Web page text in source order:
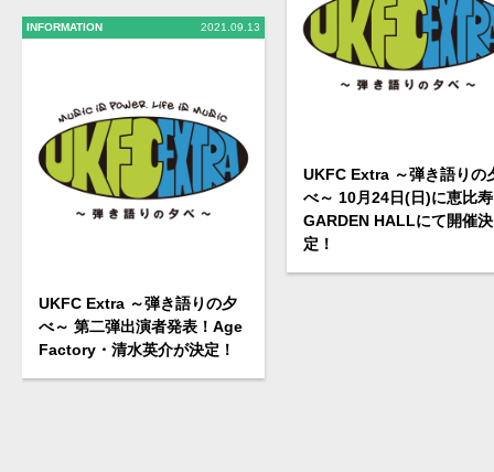
INFORMATION 2021.09.13
UKFC Extra ～弾き語りの夕
べ～ 第二弾出演者発表！Age
Factory・清水英介が決定！
UKFC Extra ～弾き語りの
べ～ 10月24日(日)に恵比寿
GARDEN HALLにて開催決
定！